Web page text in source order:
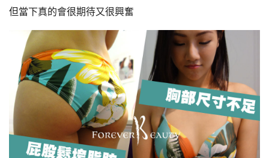
但當下真的會很期待又很興奮